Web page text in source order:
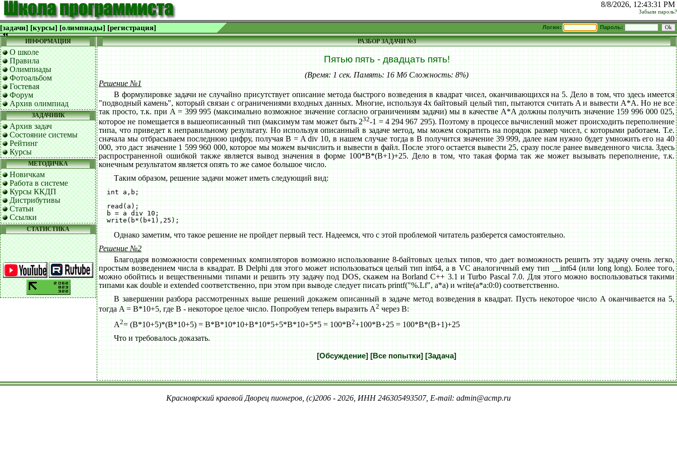
8/8/2026, 12:43:31 PM
Забыли пароль?
[задачи] [курсы] [олимпиады] [регистрация] Логин: Пароль:
ИНФОРМАЦИЯ
О школе
Правила
Олимпиады
Фотоальбом
Гостевая
Форум
Архив олимпиад
ЗАДАЧНИК
Архив задач
Состояние системы
Рейтинг
Курсы
МЕТОДИЧКА
Новичкам
Работа в системе
Курсы ККДП
Дистрибутивы
Статьи
Ссылки
СТАТИСТИКА
РАЗБОР ЗАДАЧИ №3
Пятью пять - двадцать пять!
(Время: 1 сек. Память: 16 Мб Сложность: 8%)
Решение №1
В формулировке задачи не случайно присутствует описание метода быстрого возведения в квадрат чисел, оканчивающихся на 5. Дело в том, что здесь имеется
"подводный камень", который связан с ограничениями входных данных. Многие, используя 4х байтовый целый тип, пытаются считать A и вывести A*A. Но не все
так просто, т.к. при A = 399 995 (максимально возможное значение согласно ограничениям задачи) мы в качестве A*A должны получить значение 159 996 000 025,
которое не помещается в вышеописанный тип (максимум там может быть 232-1 = 4 294 967 295). Поэтому в процессе вычислений может происходить переполнение
типа, что приведет к неправильному результату. Но используя описанный в задаче метод, мы можем сократить на порядок размер чисел, с которыми работаем. Т.е.
сначала мы отбрасываем последнюю цифру, получая B = A div 10, в нашем случае тогда в B получится значение 39 999, далее нам нужно будет умножить его на 40
000, это даст значение 1 599 960 000, которое мы можем вычислить и вывести в файл. После этого остается вывести 25, сразу после ранее выведенного числа. Здесь
распространенной ошибкой также является вывод значения в форме 100*B*(B+1)+25. Дело в том, что такая форма так же может вызывать переполнение, т.к.
конечным результатом является опять то же самое большое число.
Таким образом, решение задачи может иметь следующий вид:
  int a,b;
  read(a);
  b = a div 10;
Однако заметим, что такое решение не пройдет первый тест. Надеемся, что с этой проблемой читатель разберется самостоятельно.
Решение №2
Благодаря возможности современных компиляторов возможно использование 8-байтовых целых типов, что дает возможность решить эту задачу очень легко,
простым возведением числа в квадрат. В Delphi для этого может использоваться целый тип int64, а в VC аналогичный ему тип __int64 (или long long). Более того,
можно обойтись и вещественными типами и решить эту задачу под DOS, скажем на Borland C++ 3.1 и Turbo Pascal 7.0. Для этого можно воспользоваться такими
типами как double и extended соответственно, при этом при выводе следует писать printf("%.Lf", a*a) и write(a*a:0:0) соответственно.
В завершении разбора рассмотренных выше решений докажем описанный в задаче метод возведения в квадрат. Пусть некоторое число A оканчивается на 5,
тогда A = B*10+5, где B - некоторое целое число. Попробуем теперь выразить A2через B:
A2= (B*10+5)*(B*10+5) = B*B*10*10+B*10*5+5*B*10+5*5 = 100*B2+100*B+25 = 100*B*(B+1)+25
Что и требовалось доказать.
[Обсуждение] [Все попытки] [Задача]
Красноярский краевой Дворец пионеров, (c)2006 - 2026, ИНН 246305493507, E-mail: admin@acmp.ru